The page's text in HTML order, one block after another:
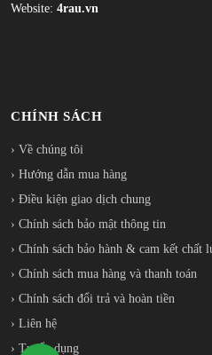
Website: 4rau.vn
CHÍNH SÁCH
› Về chúng tôi
› Hướng dẫn mua hàng
› Điều kiện giao dịch chung
› Chính sách bảo mật thông tin
› Chính sách bảo hành & cam kết chất
› Chính sách mua hàng và thanh toán
› Chính sách đổi trả và hoàn tiền
› Liên hệ
› Tuyển dụng